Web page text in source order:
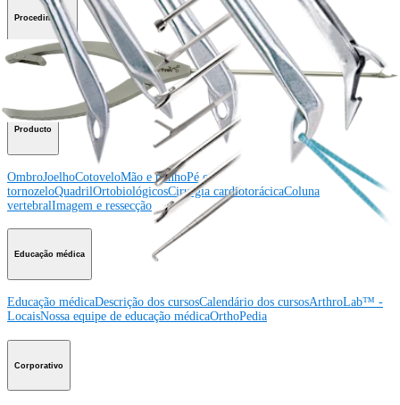
Procedimento
OmbroJoelhoCotoveloMão e punhoPé e
QuadrilOrtobiológicosCirurgia cardiotorácicaColuna vertebral
Producto
OmbroJoelhoCotoveloMão e punhoPé e
tornozeloQuadrilOrtobiológicosCirurgia cardiotorácicaColuna
vertebralImagem e ressecção
Educação médica
Educação médicaDescrição dos cursosCalendário dos cursosArthroLab™ -
LocaisNossa equipe de educação médicaOrthoPedia
Corporativo